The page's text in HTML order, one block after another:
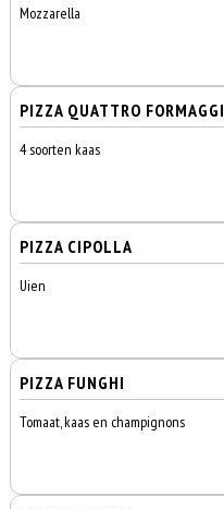
Mozzarella
PIZZA QUATTRO FORMAGGI
4 soorten kaas
PIZZA CIPOLLA
Uien
PIZZA FUNGHI
Tomaat, kaas en champignons